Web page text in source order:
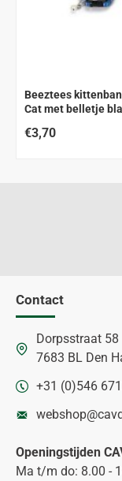
Beeztees
Cat met belletje
€3,70
Contact
Dorpsstraat 58
7683 BL Den
+31 (0)546
Openingstijden
Ma t/m do: 8.00 -